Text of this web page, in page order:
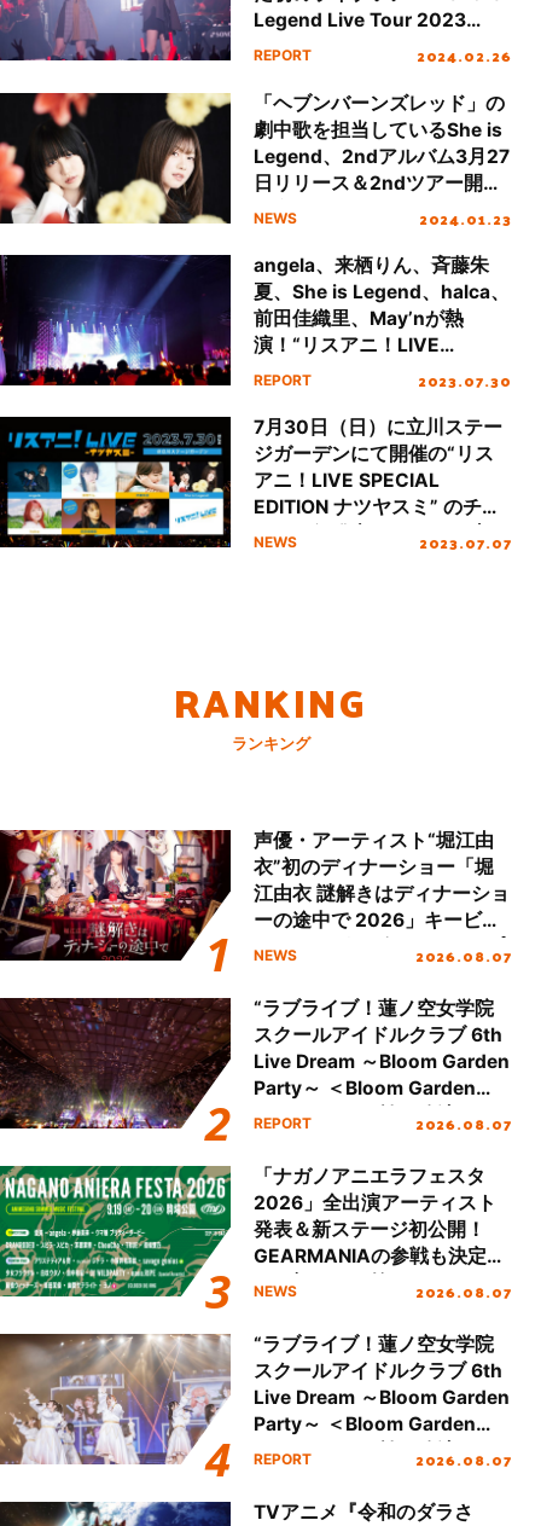
Legend Live Tour 2023
“Extreme Flag”」ファイナル
REPORT 2024.02.26
「ヘブンバーンズレッド」の
劇中歌を担当しているShe is
Legend、2ndアルバム3月27
日リリース＆2ndツアー開催
決定！
NEWS 2024.01.23
angela、来栖りん、斉藤朱
夏、She is Legend、halca、
前田佳織里、May’nが熱
演！“リスアニ！LIVE
SPECIAL EDITION ナツヤス
REPORT 2023.07.30
7月30日（日）に立川ステー
ジガーデンにて開催の“リス
アニ！LIVE SPECIAL
EDITION ナツヤスミ” のチケ
ット一般発売が7月8日（土）
NEWS 2023.07.07
RANKING
ランキング
声優・アーティスト“堀江由
衣”初のディナーショー「堀
江由衣 謎解きはディナーショ
ーの途中で 2026」キービジ
ュアル＆グッズラインナップ
NEWS 2026.08.07
“ラブライブ！蓮ノ空女学院
スクールアイドルクラブ 6th
Live Dream ～Bloom Garden
Party～ ＜Bloom Garden
Party Stage／埼玉公演＞”
REPORT 2026.08.07
「ナガノアニエラフェスタ
2026」全出演アーティスト
発表＆新ステージ初公開！
GEARMANIAの参戦も決定
し、初となる第3ステージの
NEWS 2026.08.07
“ラブライブ！蓮ノ空女学院
スクールアイドルクラブ 6th
Live Dream ～Bloom Garden
Party～ ＜Bloom Garden
Party Stage／埼玉公演＞”
REPORT 2026.08.07
TVアニメ『令和のダラさ